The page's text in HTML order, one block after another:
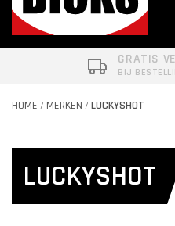
GRATIS
BIJ
HOME / MERKEN / LUCKYSHOT
LUCKYSHOT